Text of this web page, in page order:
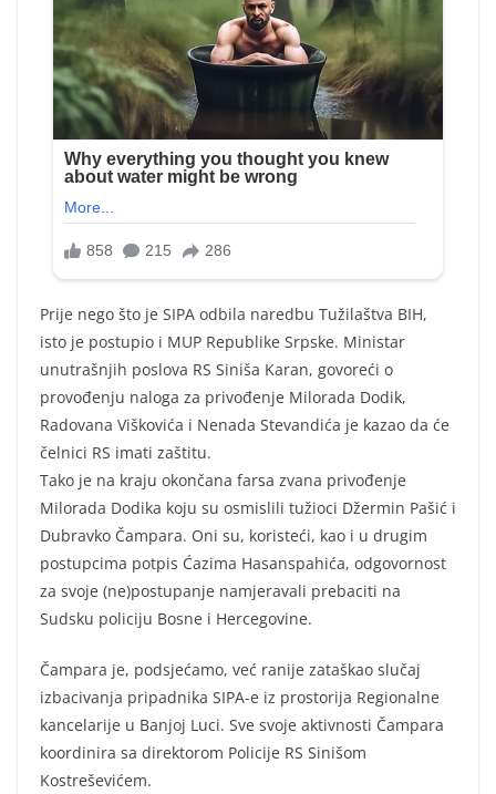
Prije nego što je SIPA odbila naredbu Tužilaštva BIH,
isto je postupio i MUP Republike Srpske. Ministar
unutrašnjih poslova RS Siniša Karan, govoreći o
provođenju naloga za privođenje Milorada Dodik,
Radovana Viškovića i Nenada Stevandića je kazao da će
čelnici RS imati zaštitu.
Tako je na kraju okončana farsa zvana privođenje
Milorada Dodika koju su osmislili tužioci Džermin Pašić i
Dubravko Čampara. Oni su, koristeći, kao i u drugim
postupcima potpis Ćazima Hasanspahića, odgovornost
za svoje (ne)postupanje namjeravali prebaciti na
Sudsku policiju Bosne i Hercegovine.
Čampara je, podsjećamo, već ranije zataškao slučaj
izbacivanja pripadnika SIPA-e iz prostorija Regionalne
kancelarije u Banjoj Luci. Sve svoje aktivnosti Čampara
koordinira sa direktorom Policije RS Sinišom
Kostreševićem.